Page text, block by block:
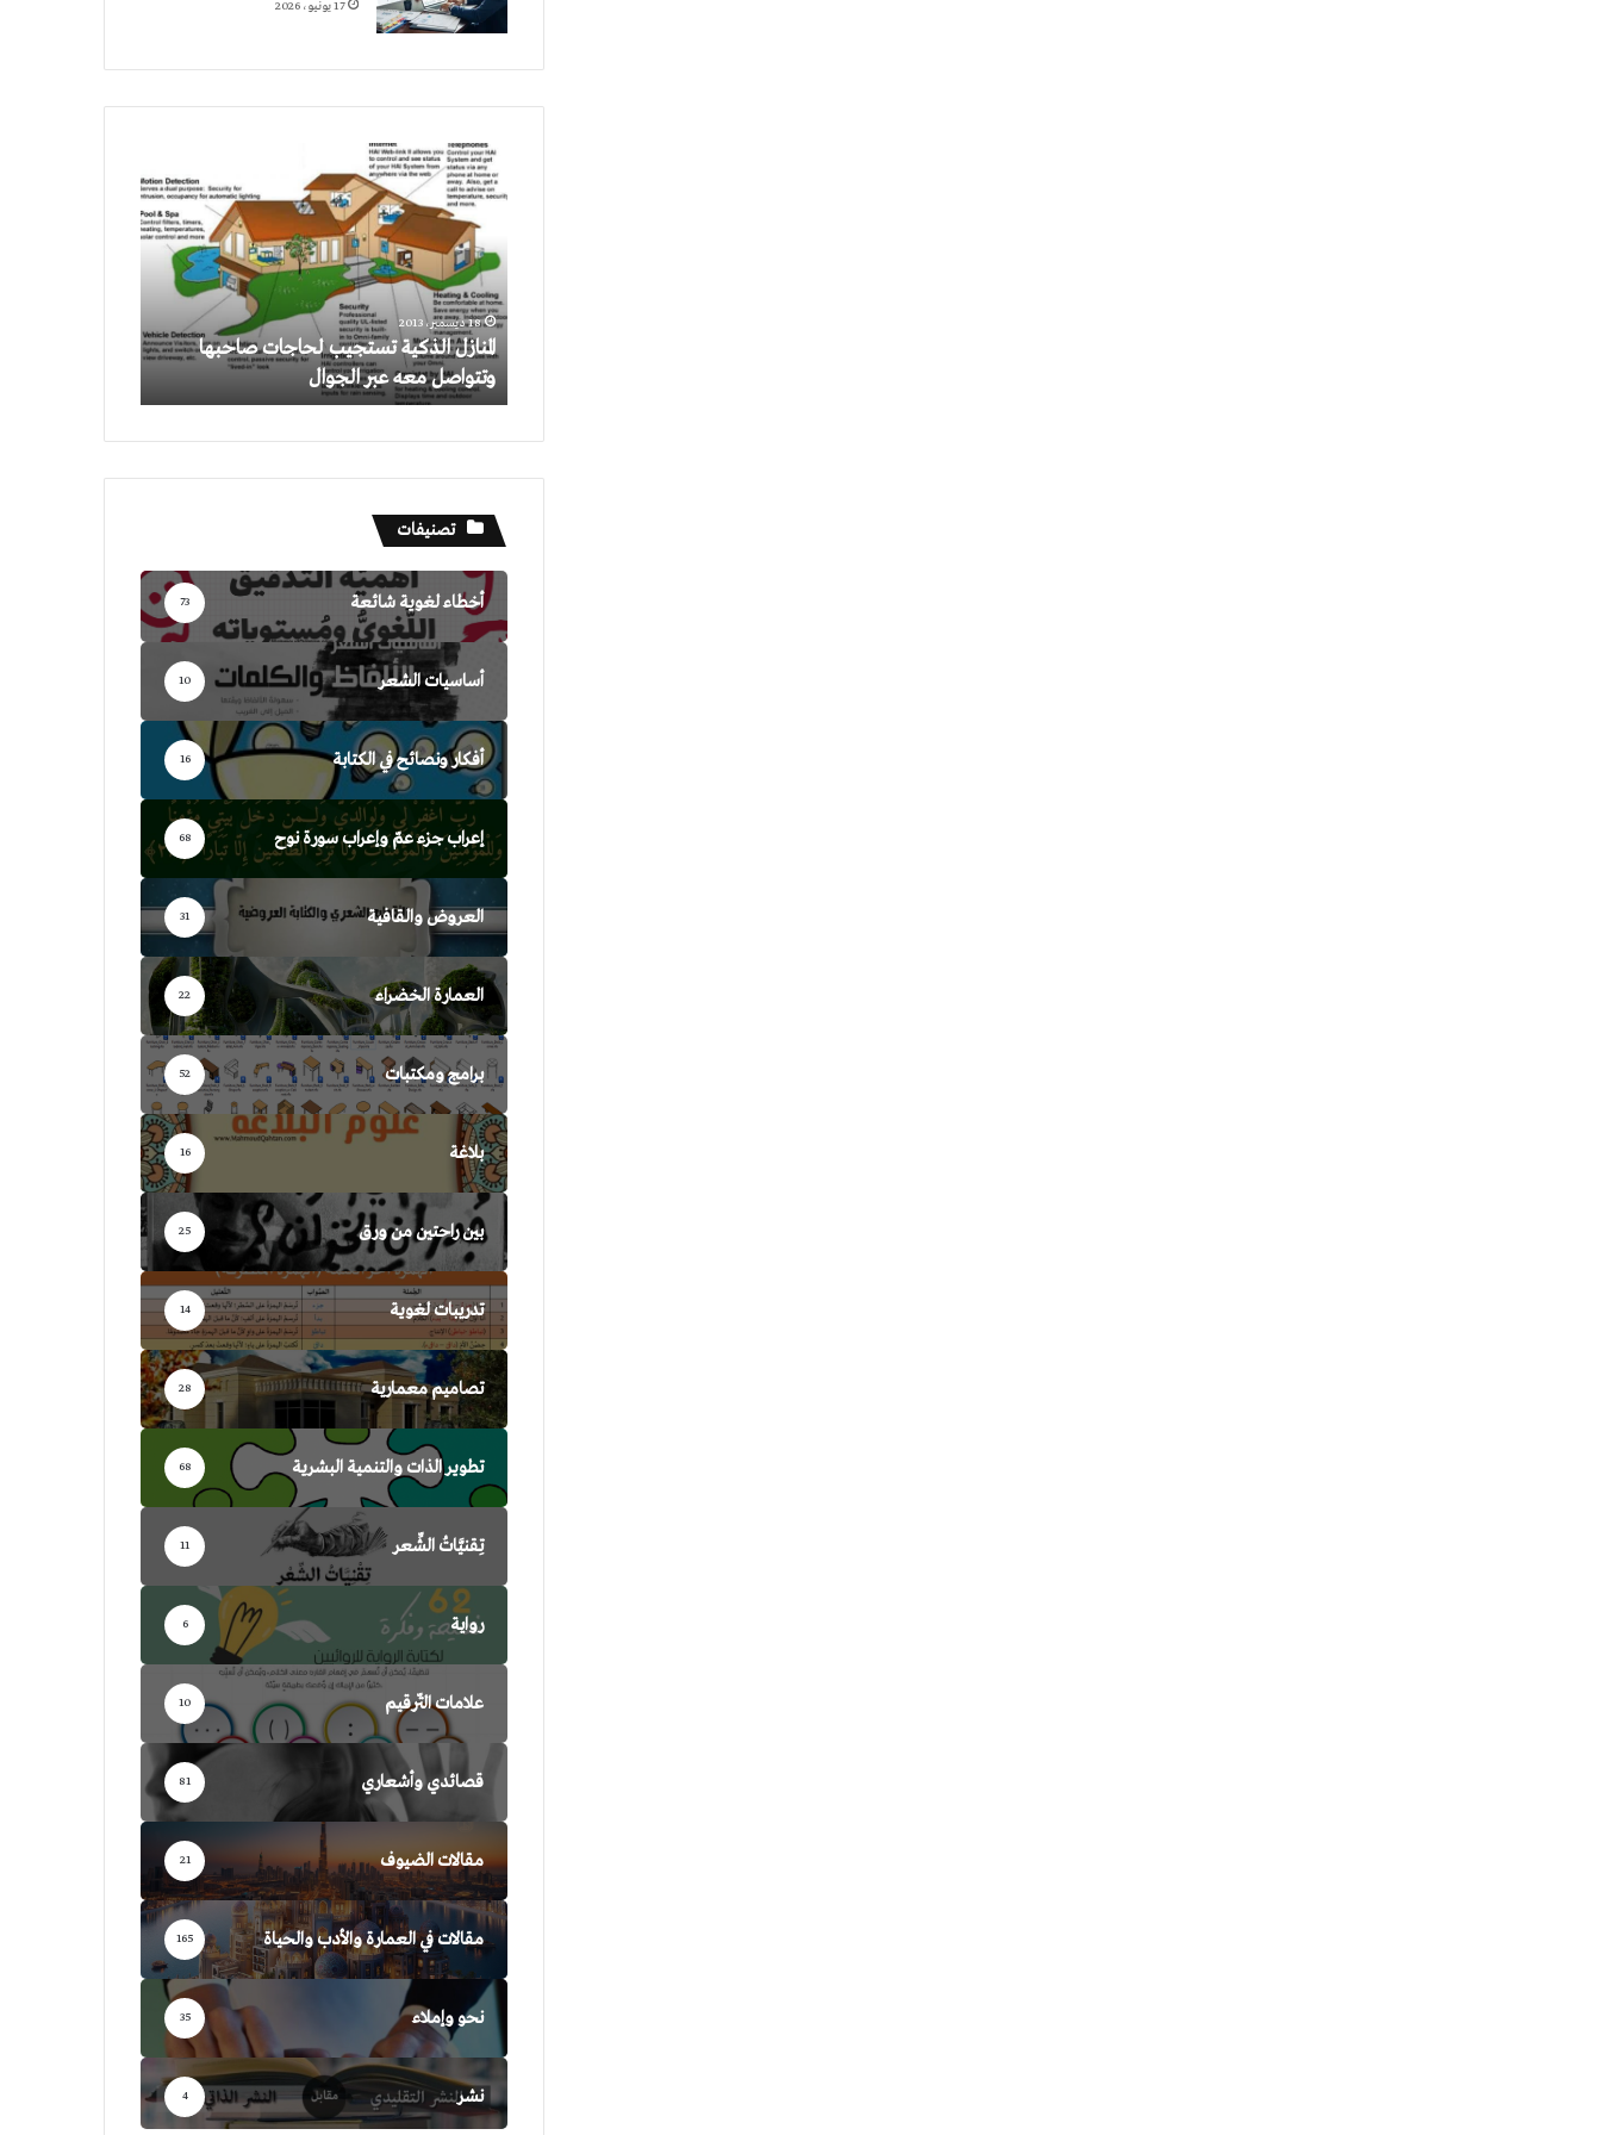
17 يونيو، 2026
المنازل
الذكية
تستجيب
لحاجات
صاحبها
وتتواصل
معه
عبر
الجوال
18 ديسمبر، 2013
المنازل الذكية تستجيب لحاجات صاحبها
وتتواصل معه عبر الجوال
تصنيفات
أخطاء لغوية شائعة 73
أساسيات الشعر 10
أفكار ونصائح في الكتابة 16
إعراب جزء عمّ وإعراب سورة نوح 68
العروض والقافية 31
العمارة الخضراء 22
برامج ومكتبات 52
بلاغة 16
بين راحتين من ورق 25
تدريبات لغوية 14
تصاميم معمارية 28
تطوير الذات والتنمية البشرية 68
تِقنيَّاتُ الشِّعر 11
رواية 6
علامات التّرقيم 10
قصائدي وأشعاري 81
مقالات الضيوف 21
مقالات في العمارة والأدب والحياة 165
نحو وإملاء 35
نشر 4